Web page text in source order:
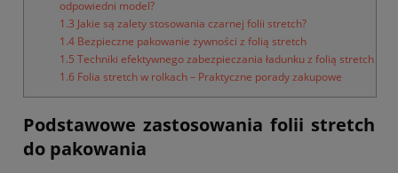
odpowiedni model?
1.3 Jakie są zalety stosowania czarnej folii stretch?
1.4 Bezpieczne pakowanie żywności z folią stretch
1.5 Techniki efektywnego zabezpieczania ładunku z folią stretch
1.6 Folia stretch w rolkach – Praktyczne porady zakupowe
Podstawowe zastosowania folii stretch
do pakowania